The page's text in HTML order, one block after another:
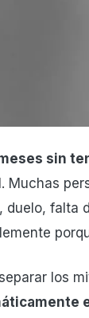
sin
Muchas
duelo, falta
los